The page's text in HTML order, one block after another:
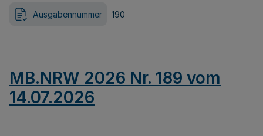
Ausgabennummer 190
MB.NRW 2026 Nr. 189 vom
14.07.2026